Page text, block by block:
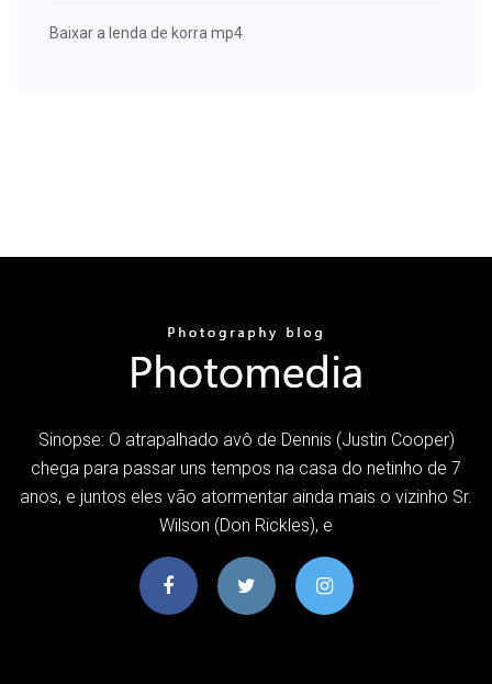
Baixar a lenda de korra mp4
Sinopse: O atrapalhado avô de Dennis (Justin Cooper)
chega para passar uns tempos na casa do netinho de 7
anos, e juntos eles vão atormentar ainda mais o vizinho Sr.
Wilson (Don Rickles), e